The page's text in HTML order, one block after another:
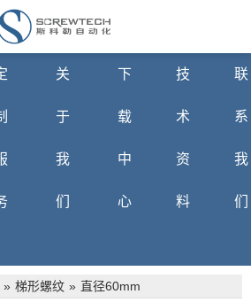
关
于
我
们
下
载
中
心
技
术
资
料
联
系
我
们
» 梯形螺纹 » 直径60mm